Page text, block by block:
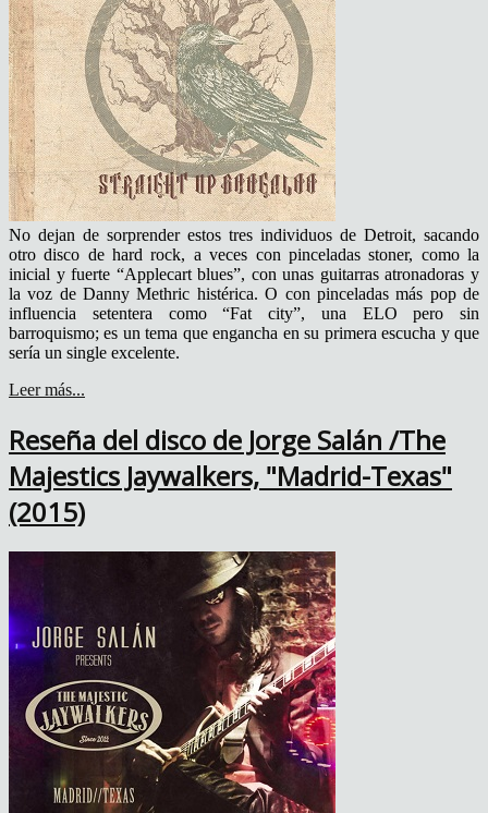
No dejan de sorprender estos tres individuos de Detroit, sacando
otro disco de hard rock, a veces con pinceladas stoner, como la
inicial y fuerte “Applecart blues”, con unas guitarras atronadoras y
la voz de Danny Methric histérica. O con pinceladas más pop de
influencia setentera como “Fat city”, una ELO pero sin
barroquismo; es un tema que engancha en su primera escucha y que
sería un single excelente.
Leer más...
Reseña del disco de Jorge Salán /The
Majestics Jaywalkers, "Madrid-Texas"
(2015)